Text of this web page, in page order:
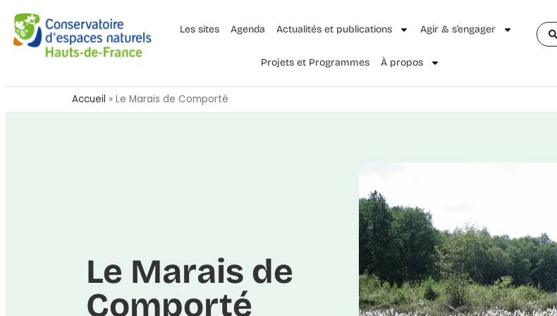
Les sites Agenda Actualités et publications Agir & s’engager
Projets et Programmes À propos
Accueil » Le Marais de Comporté
Le Marais de
Comporté